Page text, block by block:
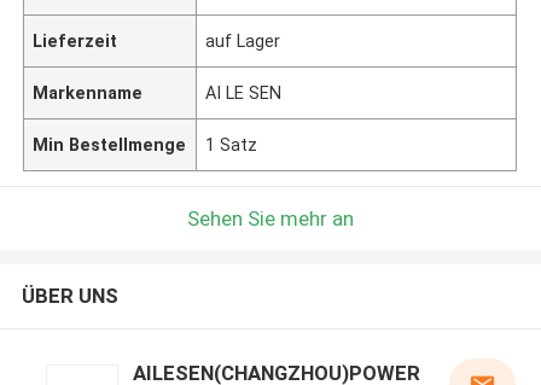
Lieferzeit auf Lager
Markenname AI LE SEN
Min Bestellmenge 1 Satz
Sehen Sie mehr an
ÜBER UNS
AILESEN(CHANGZHOU)POWER